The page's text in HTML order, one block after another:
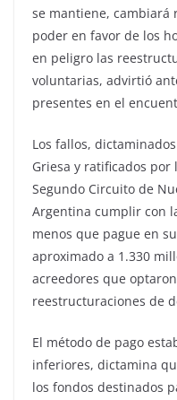
se mantiene, cambiará
poder en favor de los
en peligro las
voluntarias, advirtió
presentes en el
Los fallos,
Griesa y ratificados por
Segundo Circuito de
Argentina cumplir con
menos que pague en
aproximado a 1.330
acreedores que
reestructuraciones de
El método de pago
inferiores, dictamina
los fondos destinados